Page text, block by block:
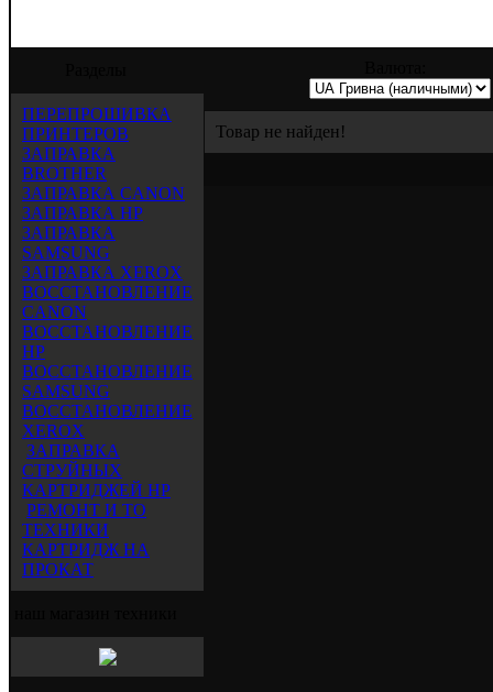
ПЕРЕПРОШИВКА
ПРИНТЕРОВ
ЗАПРАВКА
BROTHER
ЗАПРАВКА CANON
ЗАПРАВКА HP
ЗАПРАВКА
SAMSUNG
ЗАПРАВКА XEROX
ВОССТАНОВЛЕНИЕ
CANON
ВОССТАНОВЛЕНИЕ
HP
ВОССТАНОВЛЕНИЕ
SAMSUNG
ВОССТАНОВЛЕНИЕ
XEROX
ЗАПРАВКА
СТРУЙНЫХ
КАРТРИДЖЕЙ HP
РЕМОНТ И ТО
ТЕХНИКИ
КАРТРИДЖ НА
ПРОКАТ
Товар не найден!